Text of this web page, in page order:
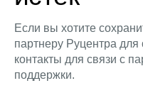
Если вы хотите
партнеру Руцентра
контакты для связи с
поддержки.